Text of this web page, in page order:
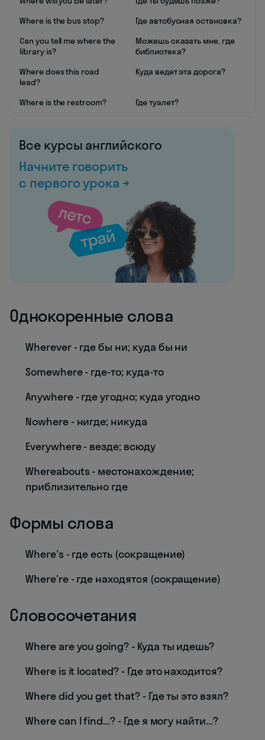
Where is the bus stop?
Где автобусная остановка?
Can you tell me where the
library is?
Можешь сказать мне, где
библиотека?
Where does this road
lead?
Куда ведет эта дорога?
Where is the restroom? Где туалет?
Все курсы английского
Начните говорить
с первого урока →
Однокоренные слова
Wherever - где бы ни; куда бы ни
Somewhere - где-то; куда-то
Anywhere - где угодно; куда угодно
Nowhere - нигде; никуда
Everywhere - везде; всюду
Whereabouts - местонахождение;
приблизительно где
Формы слова
Where's - где есть (сокращение)
Where're - где находятся (сокращение)
Словосочетания
Where are you going? - Куда ты идешь?
Where is it located? - Где это находится?
Where did you get that? - Где ты это взял?
Where can I find...? - Где я могу найти...?